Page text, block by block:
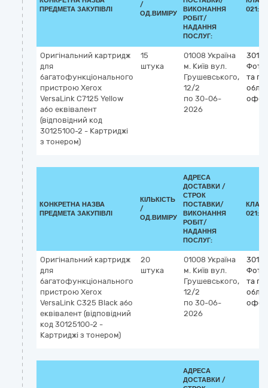
ПРЕДМЕТА ЗАКУПІВЛІ
/
ОД.ВИМІРУ
ВИКОНАННЯ
РОБІТ/
НАДАННЯ
ПОСЛУГ:
Оригінальний картридж
для
багатофункціонального
пристрою Xerox
VersaLink C7125 Yellow
або еквівалент
(відповідний код
30125100-2 - Картриджі
з тонером)
15
штука
01008 Україна
м. Київ вул.
Грушевського,
12/2
по 30-06-
2026
та
КОНКРЕТНА НАЗВА
ПРЕДМЕТА ЗАКУПІВЛІ
КІЛЬКІСТЬ
/
ОД.ВИМІРУ
АДРЕСА
ДОСТАВКИ /
СТРОК
ПОСТАВКИ/
ВИКОНАННЯ
РОБІТ/
НАДАННЯ
ПОСЛУГ:
Оригінальний картридж
для
багатофункціонального
пристрою Xerox
VersaLink C325 Black або
еквівалент (відповідний
код 30125100-2 -
Картриджі з тонером)
20
штука
01008 Україна
м. Київ вул.
Грушевського,
12/2
по 30-06-
2026
та
АДРЕСА
ДОСТАВКИ /